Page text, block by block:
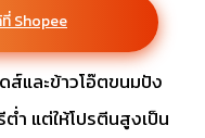
Shopee
และข้าวโอ๊ตขนมปัง
ำ แต่ให้โปรตีนสูงเป็น